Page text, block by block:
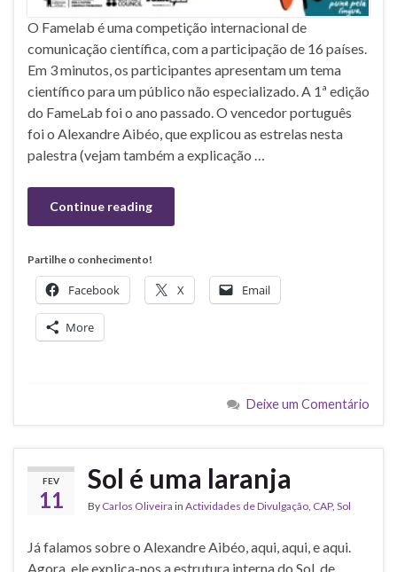
O Famelab é uma competição internacional de
comunicação científica, com a participação de 16 países.
Em 3 minutos, os participantes apresentam um tema
científico para um público não especializado. A 1ª edição
do FameLab foi o ano passado. O vencedor português
foi o Alexandre Aibéo, que explicou as estrelas nesta
palestra (vejam também a explicação …
Continue reading
Partilhe o conhecimento!
Facebook X Email
More
Deixe um Comentário
FEV
11
Sol é uma laranja
By Carlos Oliveira in Actividades de Divulgação CAP, Sol
Já falamos sobre o Alexandre Aibéo, aqui, aqui, e aqui.
Agora, ele explica-nos a estrutura interna do Sol, de